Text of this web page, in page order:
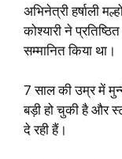
अभिनेत्री हर्षाली
कोश्यारी ने
सम्मानित किया था।
7 साल की उम्र में
बड़ी हो चुकी है और
दे रही हैं।